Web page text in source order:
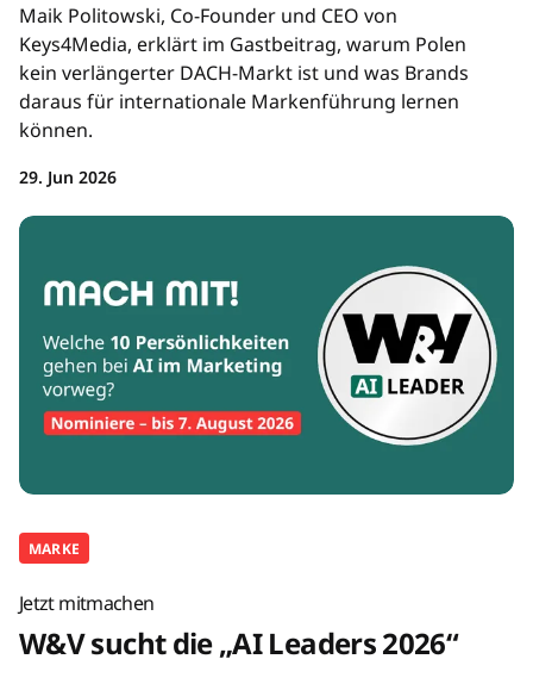
Maik Politowski, Co-Founder und CEO von
Keys4Media, erklärt im Gastbeitrag, warum Polen
kein verlängerter DACH-Markt ist und was Brands
daraus für internationale Markenführung lernen
können.
29. Jun 2026
MARKE
Jetzt mitmachen
W&V sucht die „AI Leaders 2026“